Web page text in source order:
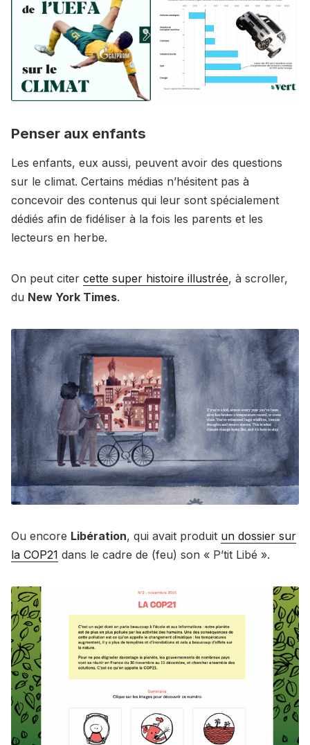
Penser aux enfants
Les enfants, eux aussi, peuvent avoir des questions
sur le climat. Certains médias n’hésitent pas à
concevoir des contenus qui leur sont spécialement
dédiés afin de fidéliser à la fois les parents et les
lecteurs en herbe.
On peut citer cette super histoire illustrée, à scroller,
du New York Times.
Ou encore Libération, qui avait produit un dossier sur
la COP21 dans le cadre de (feu) son « P’tit Libé ».